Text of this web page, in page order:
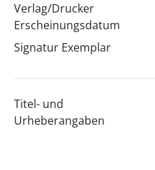
Verlag/Drucker
Erscheinungsdatum
Signatur Exemplar
Titel- und
Urheberangaben